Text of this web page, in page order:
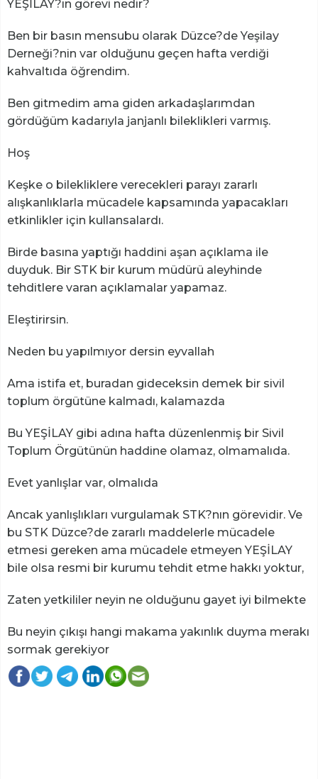
YEŞİLAY?ın görevi nedir?
Ben bir basın mensubu olarak Düzce?de Yeşilay
Derneği?nin var olduğunu geçen hafta verdiği
kahvaltıda öğrendim.
Ben gitmedim ama giden arkadaşlarımdan
gördüğüm kadarıyla janjanlı bileklikleri varmış.
Hoş
Keşke o bilekliklere verecekleri parayı zararlı
alışkanlıklarla mücadele kapsamında yapacakları
etkinlikler için kullansalardı.
Birde basına yaptığı haddini aşan açıklama ile
duyduk. Bir STK bir kurum müdürü aleyhinde
tehditlere varan açıklamalar yapamaz.
Eleştirirsin.
Neden bu yapılmıyor dersin eyvallah
Ama istifa et, buradan gideceksin demek bir sivil
toplum örgütüne kalmadı, kalamazda
Bu YEŞİLAY gibi adına hafta düzenlenmiş bir Sivil
Toplum Örgütünün haddine olamaz, olmamalıda.
Evet yanlışlar var, olmalıda
Ancak yanlışlıkları vurgulamak STK?nın görevidir. Ve
bu STK Düzce?de zararlı maddelerle mücadele
etmesi gereken ama mücadele etmeyen YEŞİLAY
bile olsa resmi bir kurumu tehdit etme hakkı yoktur,
Zaten yetkililer neyin ne olduğunu gayet iyi bilmekte
Bu neyin çıkışı hangi makama yakınlık duyma merakı
sormak gerekiyor